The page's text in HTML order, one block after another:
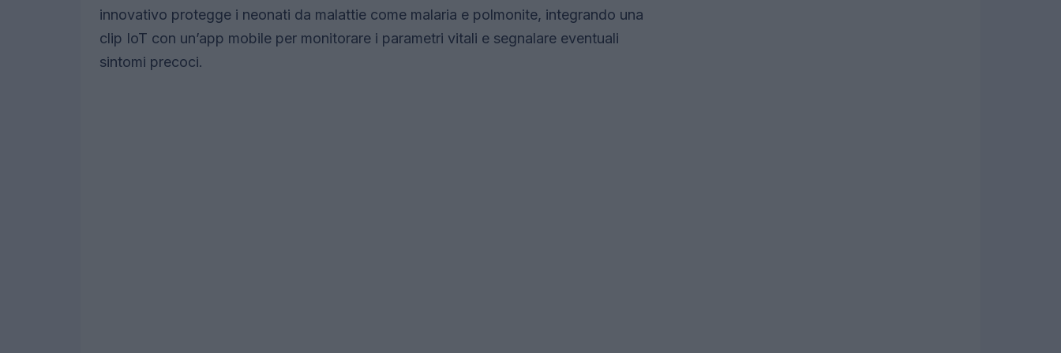
innovativo protegge i neonati da malattie come malaria e polmonite, integrando una
clip IoT con un’app mobile per monitorare i parametri vitali e segnalare eventuali
sintomi precoci.